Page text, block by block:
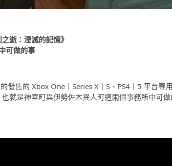
逝：湮滅的記憶》
可做的事
售的 Xbox One｜Series X｜S、PS4｜5 平台專
就是神室町與伊勢佐木異人町這兩個事務所中可